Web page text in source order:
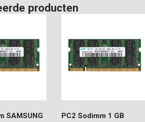
producten
SAMSUNG
PC2 Sodimm 1 GB